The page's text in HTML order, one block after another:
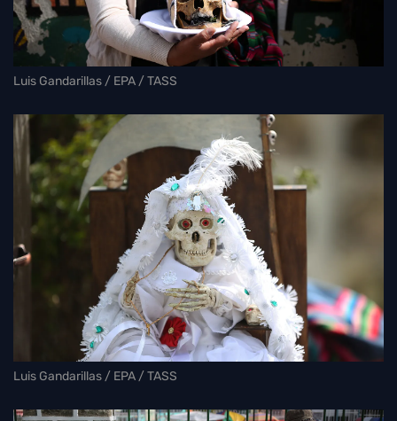
Luis Gandarillas / EPA / TASS
Luis Gandarillas / EPA / TASS